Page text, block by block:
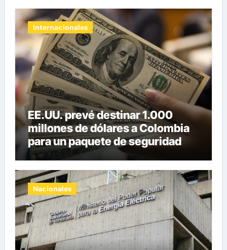
Internacionales
EE.UU. prevé destinar 1.000
millones de dólares a Colombia
para un paquete de seguridad
Nacionales